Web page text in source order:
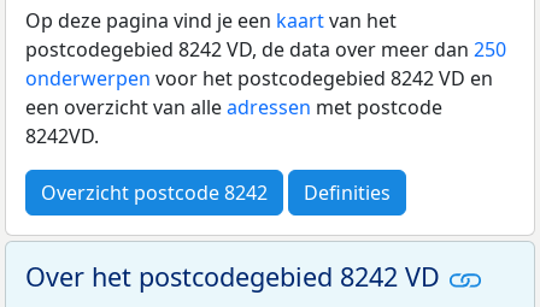
Op deze pagina vind je een kaartvan het
postcodegebied 8242 VD, de data over meer dan 250
onderwerpen voor het postcodegebied 8242 VD en
een overzicht van alleadressen met postcode
8242VD.
Overzicht postcode 8242 Definities
Over het postcodegebied 8242 VD